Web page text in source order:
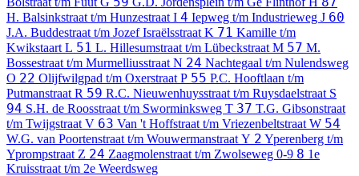
H. Balsinkstraat t/m Hunzestraat I 4 Iepweg t/m Industrieweg J 60
J.A. Buddestraat t/m Jozef Israëlsstraat K 71 Kamille t/m
Kwikstaart L 51 L. Hillesumstraat t/m Lübeckstraat M 57 M.
Bossestraat t/m Murmelliusstraat N 24 Nachtegaal t/m Nulendsweg
O 22 Olijfwilgpad t/m Oxerstraat P 55 P.C. Hooftlaan t/m
Putmanstraat R 59 R.C. Nieuwenhuysstraat t/m Ruysdaelstraat S
94 S.H. de Roosstraat t/m Sworminksweg T 37 T.G. Gibsonstraat
t/m Twijgstraat V 63 Van 't Hoffstraat t/m Vriezenbeltstraat W 54
W.G. van Poortenstraat t/m Wouwermanstraat Y 2 Yperenberg t/m
Yprompstraat Z 24 Zaagmolenstraat t/m Zwolseweg 0-9 8 1e
Kruisstraat t/m 2e Weerdsweg